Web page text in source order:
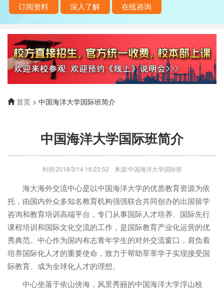
订阅资料 深入了解 在线咨询
首页 > 中国海洋大学国际班简介
中国海洋大学国际班简介
时间:2018/3/14 16:23:52 来源:中国海洋大学国际班
海大海外交流中心是以中国海洋大学的优质教育资源为依
托，由国内外众多知名教育机构强强联合共同创办的出国留学
咨询和教育培训高端平台，专门从事国际人才培养、国际先行
课程培训和国际文化交流的工作，是国际教育产业化运营的优
秀典范。中心作为国内有志青年学生的对外交流窗口，肩负着
培养国际化人才的重要使命，致力于帮助莘莘学子实现接受国
际教育、成为全球化人才的理想。
中心坐落于依山傍海，风景秀丽的中国海洋大学浮山校